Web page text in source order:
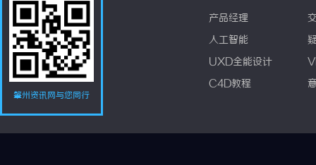
肇州资讯网与您同行
产品经理
人工智能
UXD全能设计
C4D教程